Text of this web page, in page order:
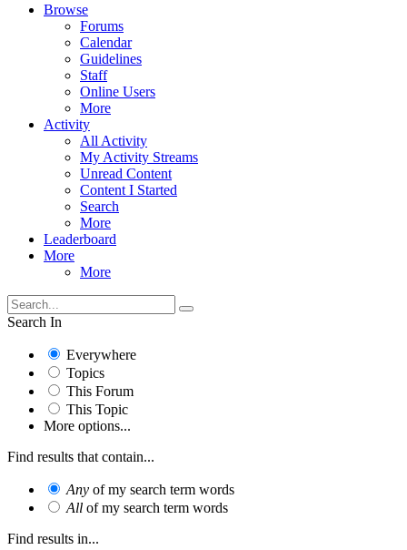
Browse
Forums
Calendar
Guidelines
Staff
Online Users
More
Activity
All Activity
My Activity Streams
Unread Content
Content I Started
Search
More
Leaderboard
More
More
Search In
Everywhere
Topics
This Forum
This Topic
More options...
Find results that contain...
Any of my search term words
All of my search term words
Find results in...